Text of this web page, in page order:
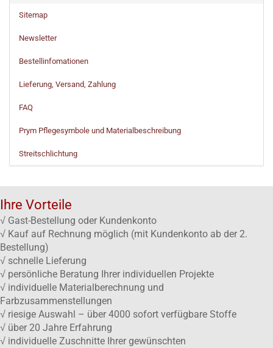
Sitemap
Newsletter
Bestellinfomationen
Lieferung, Versand, Zahlung
FAQ
Prym Pflegesymbole und Materialbeschreibung
Streitschlichtung
Ihre Vorteile
√ Gast-Bestellung oder Kundenkonto
√ Kauf auf Rechnung möglich (mit Kundenkonto ab der 2.
Bestellung)
√ schnelle Lieferung
√ persönliche Beratung Ihrer individuellen Projekte
√ individuelle Materialberechnung und
Farbzusammenstellungen
√ riesige Auswahl – über 4000 sofort verfügbare Stoffe
√ über 20 Jahre Erfahrung
√ individuelle Zuschnitte Ihrer gewünschten